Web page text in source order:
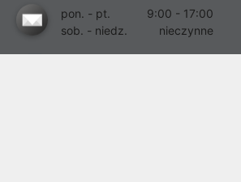
pon. - pt.
9:00 - 17:00
sob. - niedz.
nieczynne